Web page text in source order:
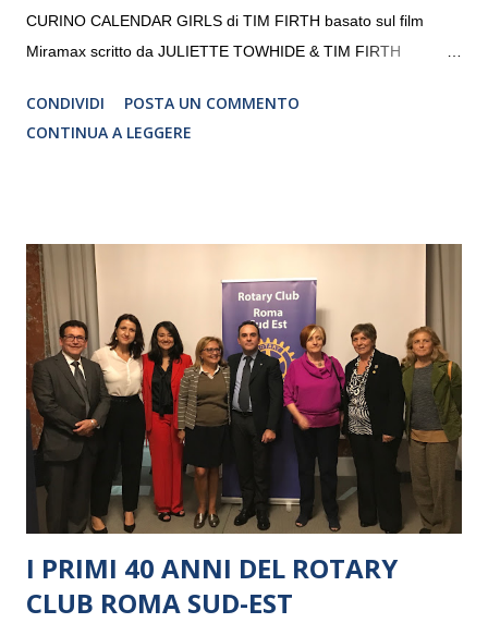
CURINO CALENDAR GIRLS di TIM FIRTH basato sul film
Miramax scritto da JULIETTE TOWHIDE & TIM FIRTH
CRISTINA PEZZOLI
CONDIVIDI
POSTA UN COMMENTO
CONTINUA A LEGGERE
I PRIMI 40 ANNI DEL ROTARY
CLUB ROMA SUD-EST